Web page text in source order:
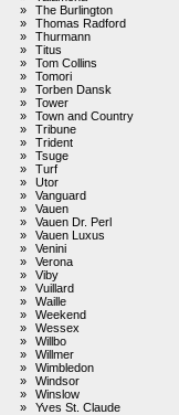
»
The Burlington
»
Thomas Radford
»
Thurmann
»
Titus
»
Tom Collins
»
Tomori
»
Torben Dansk
»
Tower
»
Town and Country
»
Tribune
»
Trident
»
Tsuge
»
Turf
»
Utor
»
Vanguard
»
Vauen
»
Vauen Dr. Perl
»
Vauen Luxus
»
Venini
»
Verona
»
Viby
»
Vuillard
»
Waille
»
Weekend
»
Wessex
»
Willbo
»
Willmer
»
Wimbledon
»
Windsor
»
Winslow
»
Yves St. Claude